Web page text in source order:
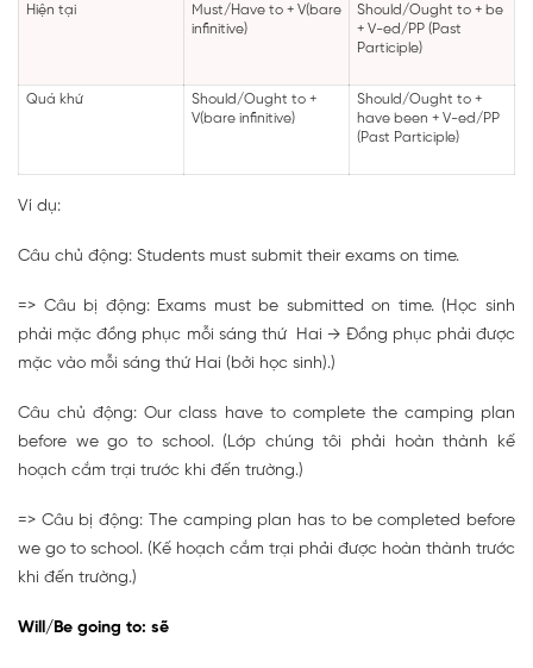
Hiện tại Must/Have to + V(bare
infinitive)
Should/Ought to + be
+ V-ed/PP (Past
Participle)
Quá khứ
Should/Ought to +
V(bare infinitive)
Should/Ought to +
have been + V-ed/PP
(Past Participle)
Ví dụ:
Câu chủ động: Students must submit their exams on time.
=> Câu bị động: Exams must be submitted on time. (Học sinh
phải mặc đồng phục mỗi sáng thứ Hai → Đồng phục phải được
mặc vào mỗi sáng thứ Hai (bởi học sinh).)
Câu chủ động: Our class have to complete the camping plan
before we go to school. (Lớp chúng tôi phải hoàn thành kế
hoạch cắm trại trước khi đến trường.)
=> Câu bị động: The camping plan has to be completed before
we go to school. (Kế hoạch cắm trại phải được hoàn thành trước
khi đến trường.)
Will/Be going to: sẽ